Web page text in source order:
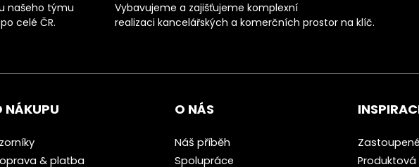
našeho týmu
celé ČR.
Vybavujeme a zajišťujeme komplexní
realizaci kancelářských a komerčních prostor na klíč.
NÁKUPU
& platba
O NÁS
Náš příběh
Spolupráce
Produktová